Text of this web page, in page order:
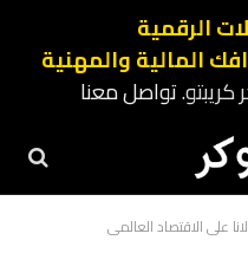
الرقمية
المالية والمهنية
تواصل معنا